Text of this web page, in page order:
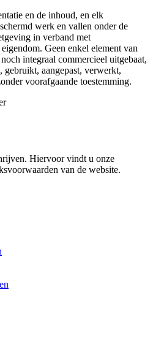
en de inhoud, en elk
werk en vallen onder de
in verband met
Geen enkel element van
integraal commercieel uitgebaat,
gebruikt, aangepast, verwerkt,
voorafgaande toestemming.
Hiervoor vindt u onze
van de website.